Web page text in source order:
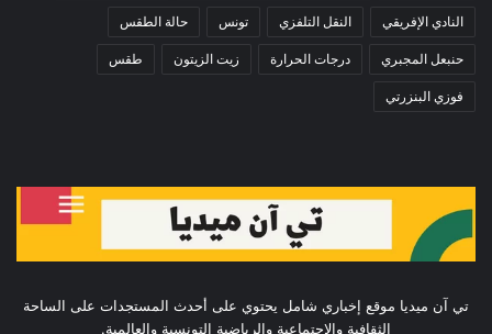
النادي الإفريقي النقل التلفزي تونس حالة الطقس
حنبعل المجبري درجات الحرارة زيت الزيتون طقس
فوزي البنزرتي
تي آن ميديا موقع إخباري شامل يحتوي على أحدث المستجدات على الساحة
الثقافية والإجتماعية والرياضية التونسية والعالمية.